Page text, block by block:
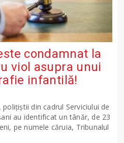
condamnat la
viol asupra unui
infantilă!
din cadrul Serviciului de
au identificat un tânăr, de 23
pe numele căruia, Tribunalul